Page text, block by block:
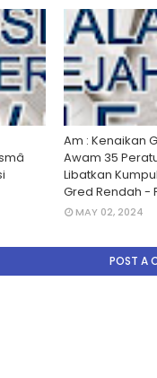
Am : Kenaikan
Awam 35
Libatkan
Gred Rendah -
MAY 02, 2024
POST A